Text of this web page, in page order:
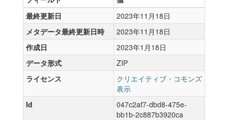
最終更新日
2023年11月18日
メタデータ最終更新日時
2023年11月18日
作成日
2023年1月18日
データ形式
ZIP
ライセンス
クリエイティブ・コモンズ
表示
Id
047c2af7-dbd8-475e-
bb1b-2c887b3920ca